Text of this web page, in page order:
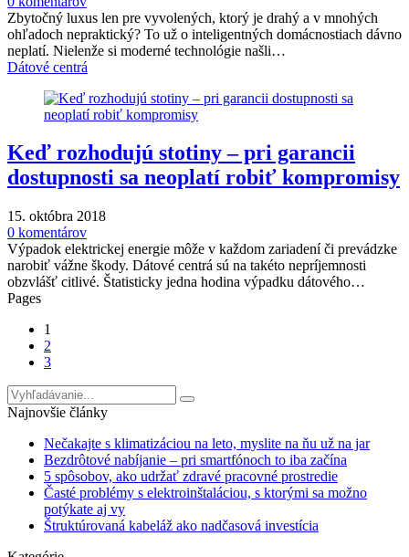
Zbytočný luxus len pre vyvolených, ktorý je drahý a v mnohých
ohľadoch nepraktický? To už o inteligentných domácnostiach dávno
neplatí. Nielenže si moderné technológie našli…
Dátové centrá
Keď rozhodujú stotiny – pri garancii
dostupnosti sa neoplatí robiť kompromisy
15. októbra 2018
0 komentárov
Výpadok elektrickej energie môže v každom zariadení či prevádzke
narobiť vážne škody. Dátové centrá sú na takéto nepríjemnosti
obzvlášť citlivé. Štatisticky jedna hodina výpadku dátového…
Pages
1
2
3
Najnovšie články
Nečakajte s klimatizáciou na leto, myslite na ňu už na jar
Bezdrôtové nabíjanie – pri smartfónoch to iba začína
5 spôsobov, ako udržať zdravé pracovné prostredie
Časté problémy s elektroinštaláciou, s ktorými sa možno
potýkate aj vy
Štruktúrovaná kabeláž ako nadčasová investícia